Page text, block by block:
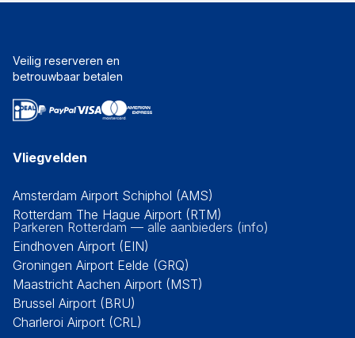
Veilig reserveren en
betrouwbaar betalen
Vliegvelden
Amsterdam Airport Schiphol (AMS)
Rotterdam The Hague Airport (RTM)
Parkeren Rotterdam — alle aanbieders (info)
Eindhoven Airport (EIN)
Groningen Airport Eelde (GRQ)
Maastricht Aachen Airport (MST)
Brussel Airport (BRU)
Charleroi Airport (CRL)